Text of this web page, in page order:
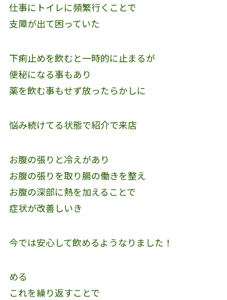
仕事にトイレに頻繁行くことで
支障が出て困っていた
下痢止めを飲むと一時的に止まるが
便秘になる事もあり
薬を飲む事もせず放ったらかしに
悩み続けてる状態で紹介で来店
お腹の張りと冷えがあり
お腹の張りを取り腸の働きを整え
お腹の深部に熱を加えることで
症状が改善しいき
今では安心して飲めるようなりました！
める
これを繰り返すことで